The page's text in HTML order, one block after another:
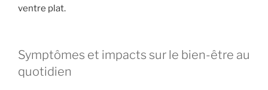
ventre plat.
Symptômes et impacts sur le bien-être au
quotidien